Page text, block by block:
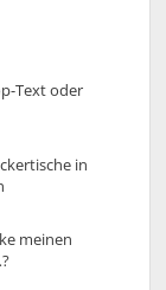
Text oder
in
meinen